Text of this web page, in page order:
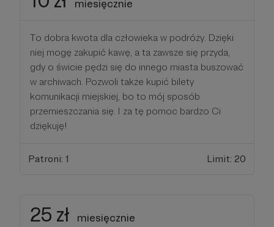
miesięcznie
To dobra kwota dla człowieka w podróży. Dzięki
niej mogę zakupić kawę, a ta zawsze się przyda,
gdy o świcie pędzi się do innego miasta buszować
w archiwach. Pozwoli także kupić bilety
komunikacji miejskiej, bo to mój sposób
przemieszczania się. I za tę pomoc bardzo Ci
dziękuję!
Patroni: 1 Limit: 20
25 zł miesięcznie